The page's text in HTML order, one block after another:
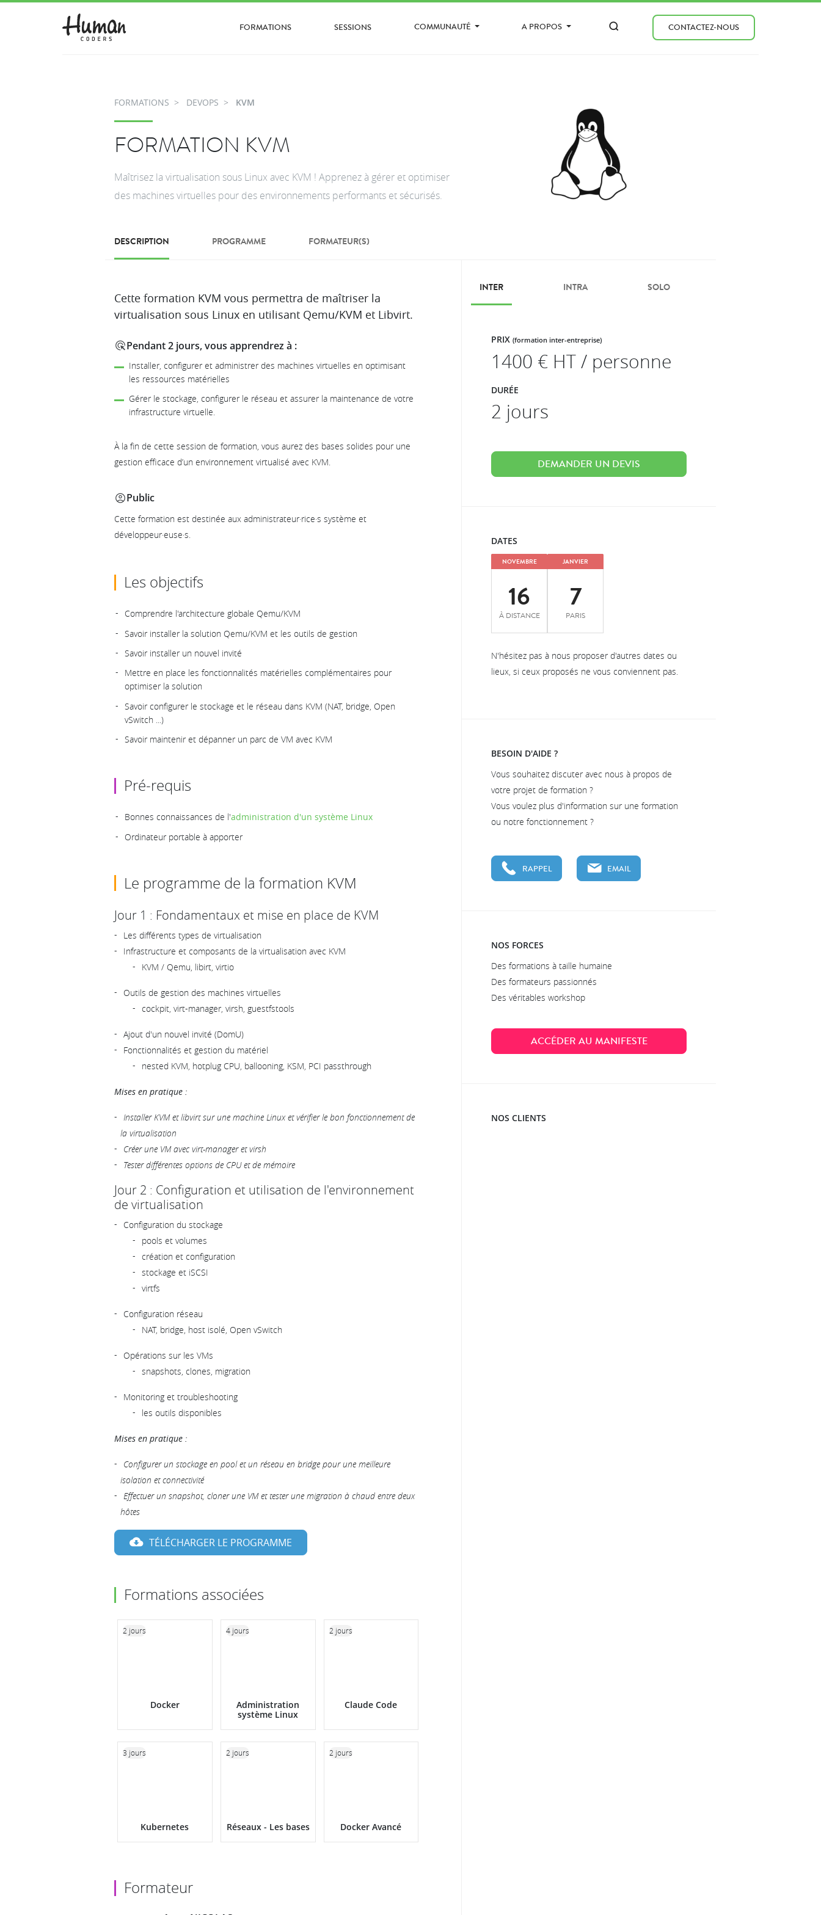
FORMATIONS SESSIONS COMMUNAUTÉ A PROPOS CONTACTEZ-NOUS
FORMATIONS DEVOPS KVM
FORMATION KVM
Maîtrisez la virtualisation sous Linux avec KVM ! Apprenez à gérer et optimiser
des machines virtuelles pour des environnements performants et sécurisés.
DESCRIPTION PROGRAMME FORMATEUR(S)
Description
Cette formation KVM vous permettra de maîtriser la
virtualisation sous Linux en utilisant Qemu/KVM et Libvirt.
Pendant 2 jours, vous apprendrez à :
Installer, configurer et administrer des machines virtuelles en optimisant
les ressources matérielles
Gérer le stockage, configurer le réseau et assurer la maintenance de votre
infrastructure virtuelle.
À la fin de cette session de formation, vous aurez des bases solides pour une
gestion efficace d’un environnement virtualisé avec KVM.
Public
Cette formation est destinée aux administrateur·rice·s système et
développeur·euse·s.
Les objectifs
Comprendre l'architecture globale Qemu/KVM
Savoir installer la solution Qemu/KVM et les outils de gestion
Savoir installer un nouvel invité
Mettre en place les fonctionnalités matérielles complémentaires pour
optimiser la solution
Savoir configurer le stockage et le réseau dans KVM (NAT, bridge, Open
vSwitch ...)
Savoir maintenir et dépanner un parc de VM avec KVM
Pré-requis
Bonnes connaissances de l'administration d'un système Linux
Ordinateur portable à apporter
Le programme de la formation KVM
Jour 1 : Fondamentaux et mise en place de KVM
Les différents types de virtualisation
Infrastructure et composants de la virtualisation avec KVM
KVM / Qemu, libirt, virtio
Outils de gestion des machines virtuelles
cockpit, virt-manager, virsh, guestfstools
Ajout d'un nouvel invité (DomU)
Fonctionnalités et gestion du matériel
nested KVM, hotplug CPU, ballooning, KSM, PCI passthrough
Mises en pratique :
Installer KVM et libvirt sur une machine Linux et vérifier le bon fonctionnement de
la virtualisation
Créer une VM avec virt-manager et virsh
Tester différentes options de CPU et de mémoire
Jour 2 : Configuration et utilisation de l'environnement
de virtualisation
Configuration du stockage
pools et volumes
création et configuration
stockage et iSCSI
virtfs
Configuration réseau
NAT, bridge, host isolé, Open vSwitch
Opérations sur les VMs
snapshots, clones, migration
Monitoring et troubleshooting
les outils disponibles
Mises en pratique :
Configurer un stockage en pool et un réseau en bridge pour une meilleure
isolation et connectivité
Effectuer un snapshot, cloner une VM et tester une migration à chaud entre deux
hôtes
TÉLÉCHARGER LE PROGRAMME
Formations associées
Docker
2 jours
Administration
système Linux
4 jours
Claude Code
2 jours
Kubernetes
3 jours
Réseaux - Les bases
2 jours
Docker Avancé
2 jours
Formateur
INTER INTRA SOLO
PRIX(formation inter-entreprise)
1400 € HT / personne
DURÉE
2 jours
DEMANDER UN DEVIS
DATES
NOVEMBRE
16
À DISTANCE
JANVIER
7
PARIS
N'hésitez pas à nous proposer d'autres dates ou
lieux, si ceux proposés ne vous conviennent pas.
BESOIN D'AIDE ?
Vous souhaitez discuter avec nous à propos de
votre projet de formation ?
Vous voulez plus d'information sur une formation
ou notre fonctionnement ?
RAPPEL EMAIL
NOS FORCES
Des formations à taille humaine
Des formateurs passionnés
Des véritables workshop
ACCÉDER AU MANIFESTE
NOS CLIENTS